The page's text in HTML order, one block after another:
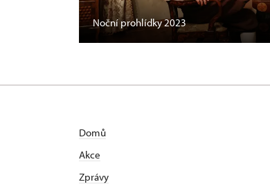
Noční prohlídky 2023
Domů
Akce
Zprávy